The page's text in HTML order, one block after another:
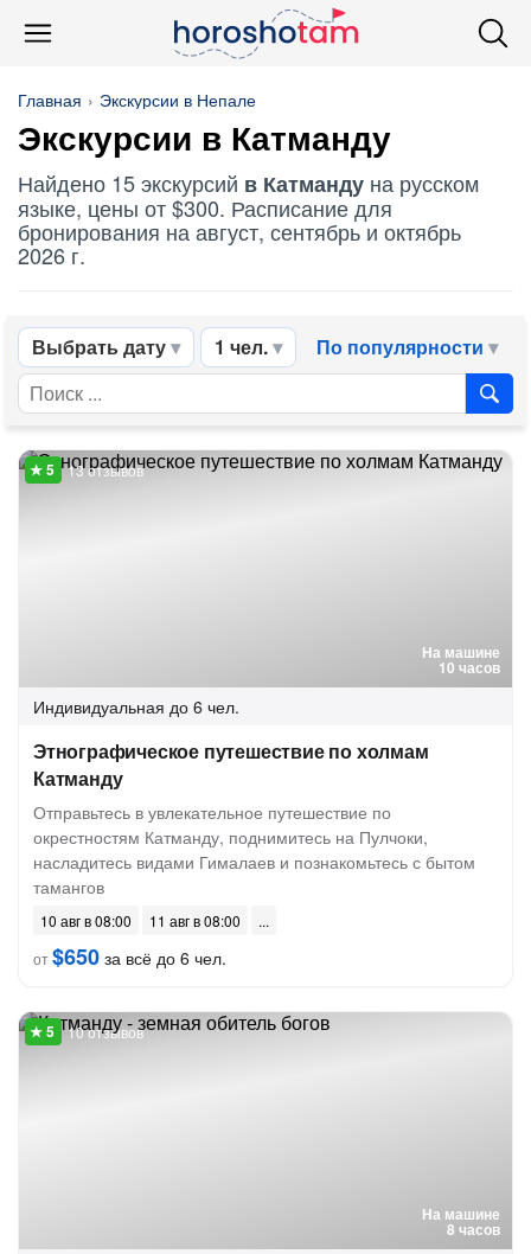
Главная Экскурсии в Непале
Экскурсии в Катманду
Найдено 15 экскурсий в Катманду на русском
языке, цены от $300. Расписание для
бронирования на август, сентябрь и октябрь
2026 г.
Выбрать дату 1 чел. По популярности
На машине
10 часов
13 отзывов
Индивидуальная до 6 чел.
Этнографическое путешествие по холмам
Катманду
Отправьтесь в увлекательное путешествие по
окрестностям Катманду, поднимитесь на Пулчоки,
насладитесь видами Гималаев и познакомьтесь с бытом
тамангов
10 авг в 08:00
11 авг в 08:00
от$650 за всё до 6 чел.
На машине
8 часов
10 отзывов